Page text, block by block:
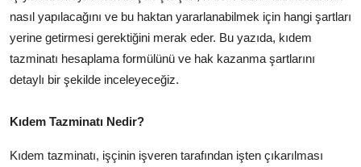
GALERİ
nasıl yapılacağını ve bu haktan yararlanabilmek için hangi şartları
yerine getirmesi gerektiğini merak eder. Bu yazıda, kıdem
tazminatı hesaplama formülünü ve hak kazanma şartlarını
detaylı bir şekilde inceleyeceğiz.
Kıdem Tazminatı Nedir?
Kıdem tazminatı, işçinin işveren tarafından işten çıkarılması